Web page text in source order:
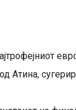
Атина,